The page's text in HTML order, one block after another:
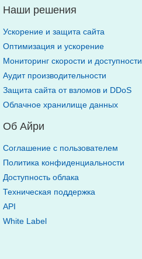
Наши решения
Ускорение и защита сайта
Оптимизация и ускорение
Мониторинг скорости и доступности
Аудит производительности
Защита сайта от взломов и DDoS
Облачное хранилище данных
Об Айри
Соглашение с пользователем
Политика конфиденциальности
Доступность облака
Техническая поддержка
API
White Label